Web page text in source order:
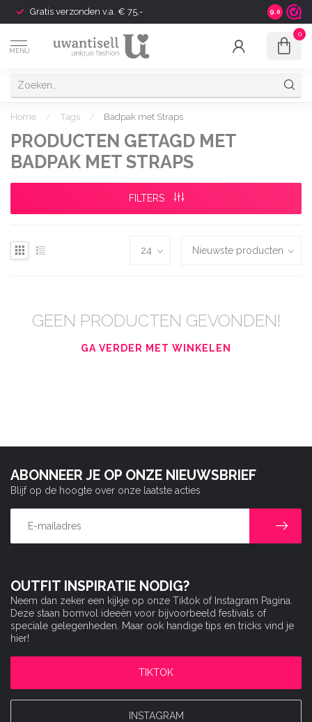
Gratis verzonden v.a. € 75,- Shipping
9.0
MENU
0
Home / Tags / Badpak met Straps
PRODUCTEN GETAGD MET
BADPAK MET STRAPS
FILTERS
GEEN PRODUCTEN GEVONDEN!
GA VERDER MET WINKELEN
OUTFIT INSPIRATIE NODIG?
Neem dan zeker een kijkje op onze Tiktok of Instagram Pagina.
Deze staan bomvol ideeën voor bijvoorbeeld festivals of
speciale gelegenheden. Maar ook handige tips en tricks vind je
hier!
TIKTOK
INSTAGRAM
ABONNEER JE OP ONZE NIEUWSBRIEF
Blijf op de hoogte over onze laatste acties